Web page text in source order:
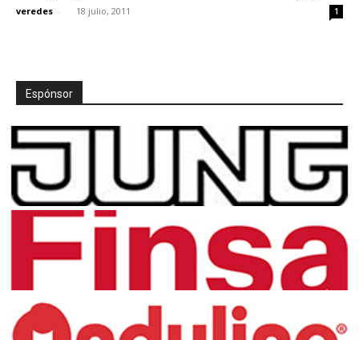
veredes - 18 julio, 2011 1
Espónsor